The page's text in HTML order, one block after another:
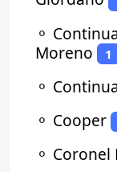
⚬
Moreno
1
⚬
⚬ Cooper
⚬ Coronel